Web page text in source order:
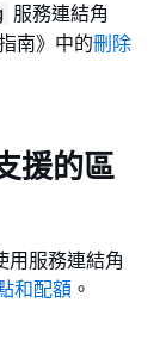
服務連結角
南》 中的刪除
援的區
用服務連結角
和配額 。